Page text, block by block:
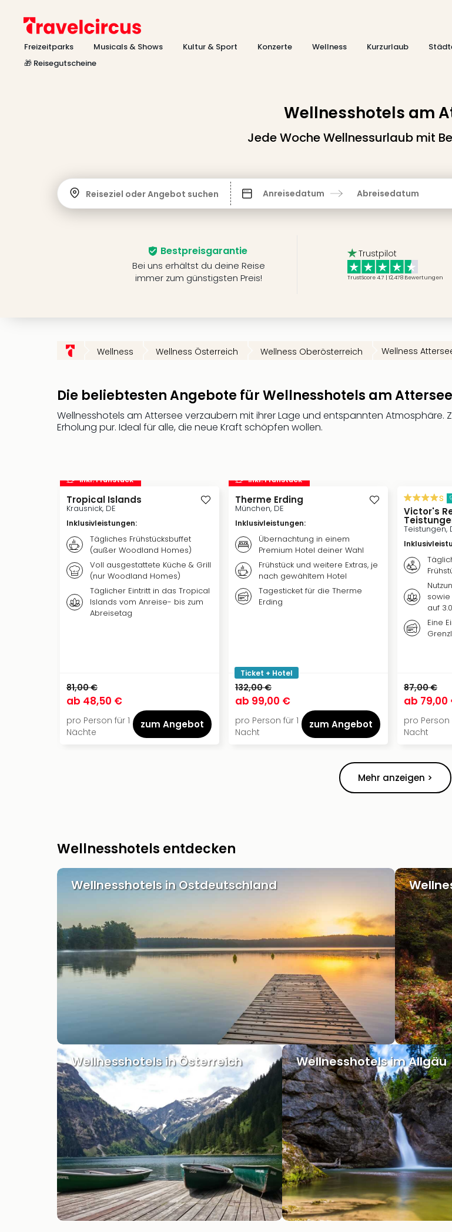
Freizeitparks Musicals & Shows Kultur & Sport Konzerte Wellness Kurzurlaub
🎁 Reisegutscheine
Wellnesshotels am
Jede Woche Wellnessurlaub mit
Reiseziel oder Angebot suchen Anreisedatum Abreisedatum
Bestpreisgarantie
Bei uns erhältst du deine Reise
immer zum günstigsten Preis!
Trustpilot
TrustScore 4.7 | 12,478 Bewertungen
Wellness Wellness Österreich Wellness Oberösterreich Wellness
Die beliebtesten Angebote für Wellnesshotels am Attersee
Wellnesshotels am Attersee verzaubern mit ihrer Lage und entspannten Atmosphäre.
Erholung pur. Ideal für alle, die neue Kraft schöpfen wollen.
inkl. Frühstück
Tropical Islands
Krausnick, DE
Inklusivleistungen:
Tägliches Frühstücksbuffet
(außer Woodland Homes)
Voll ausgestattete Küche & Grill
(nur Woodland Homes)
Täglicher Eintritt in das Tropical
Islands vom Anreise- bis zum
Abreisetag
81,00 €
ab 48,50 €
pro Person für 1
Nächte
zum Angebot
inkl. Frühstück
Therme Erding
München, DE
Inklusivleistungen:
Übernachtung in einem
Premium Hotel deiner Wahl
Frühstück und weitere Extras, je
nach gewähltem Hotel
Tagesticket für die Therme
Erding
Ticket + Hotel
132,00 €
ab 99,00 €
pro Person für 1
Nacht
zum Angebot
s
Victor's
Teistungen,
auf
Eine
87,00 €
ab 79,00
pro Person
Nacht
Mehr anzeigen >
Wellnesshotels entdecken
Wellnesshotels in Ostdeutschland
Wellnesshotels in Österreich Wellnesshotels im Allgäu